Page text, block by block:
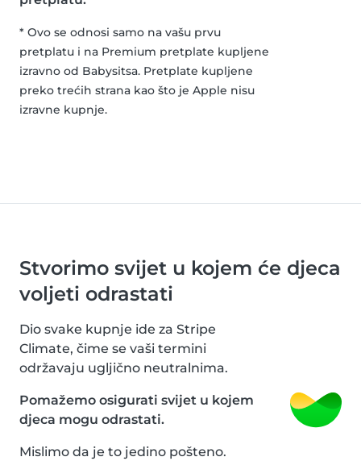
* Ovo se odnosi samo na vašu prvu
pretplatu i na Premium pretplate kupljene
izravno od Babysitsa. Pretplate kupljene
preko trećih strana kao što je Apple nisu
izravne kupnje.
Stvorimo svijet u kojem će djeca
voljeti odrastati
Dio svake kupnje ide za Stripe
Climate, čime se vaši termini
održavaju ugljično neutralnima.
Pomažemo osigurati svijet u kojem
djeca mogu odrastati.
Mislimo da je to jedino pošteno.